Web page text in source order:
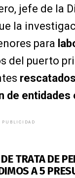
jefe de la
la
para
del puerto
de entidades
PUBLICIDAD
TRATA DE
A 5